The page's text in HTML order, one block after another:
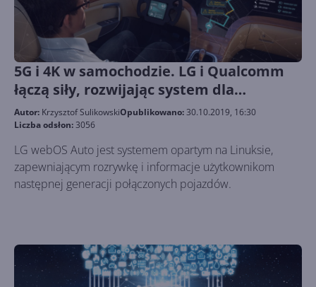
5G i 4K w samochodzie. LG i Qualcomm
łączą siły, rozwijając system dla
pojazdów połączonych
Autor: Krzysztof SulikowskiOpublikowano:30.10.2019, 16:30
Liczba odsłon:3056
LG webOS Auto jest systemem opartym na Linuksie,
zapewniającym rozrywkę i informacje użytkownikom
następnej generacji połączonych pojazdów.